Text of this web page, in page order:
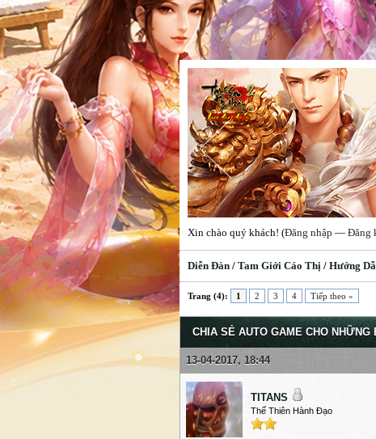
Xin chào quý khách! (Đăng nhập — Đăng
Diễn Đàn / Tam Giới Cáo Thị / Hướng
Trang (4): 1 2 3 4 Tiếp theo »
CHIA SẺ AUTO GAME CHO NHỮNG
13-04-2017, 18:44
TITANS
Thế Thiên Hành Đạo